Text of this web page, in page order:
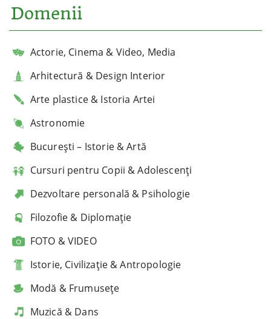
Domenii
Actorie, Cinema & Video, Media
Arhitectură & Design Interior
Arte plastice & Istoria Artei
Astronomie
București – Istorie & Artă
Cursuri pentru Copii & Adolescenți
Dezvoltare personală & Psihologie
Filozofie & Diplomație
FOTO & VIDEO
Istorie, Civilizație & Antropologie
Modă & Frumusețe
Muzică & Dans